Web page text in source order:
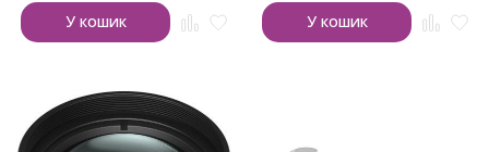
У кошик У кошик